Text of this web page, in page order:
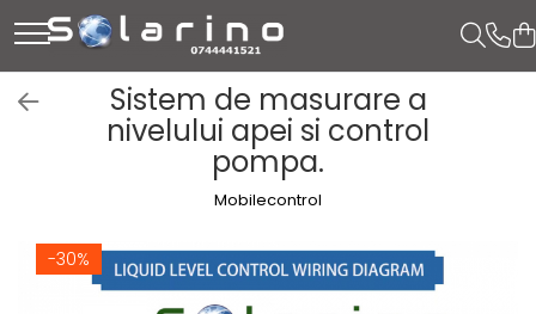
Sistem de masurare a
nivelului apei si control
pompa.
Mobilecontrol
-30%